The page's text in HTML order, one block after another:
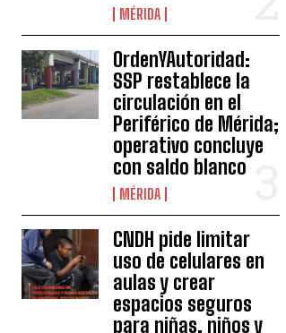
MÉRIDA
OrdenYAutoridad:
SSP restablece la
circulación en el
Periférico de Mérida;
operativo concluye
con saldo blanco
MÉRIDA
CNDH pide limitar
uso de celulares en
aulas y crear
espacios seguros
para niñas, niños y